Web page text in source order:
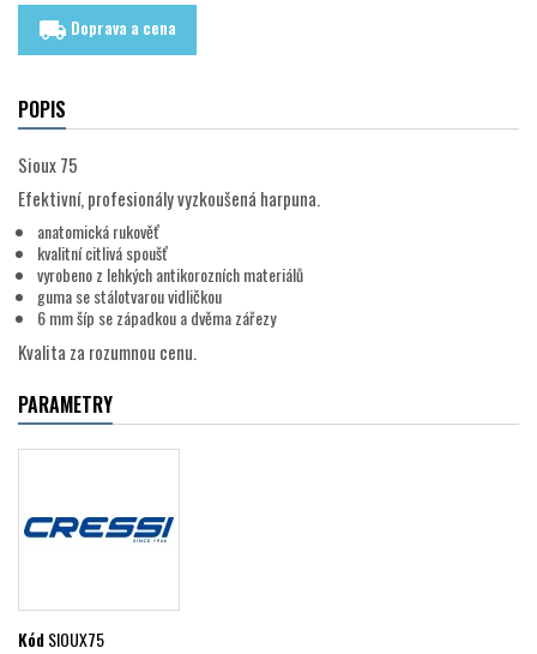
local_shipping Doprava a cena
POPIS
Sioux 75
Efektivní, profesionály vyzkoušená harpuna.
anatomická rukověť
kvalitní citlivá spoušť
vyrobeno z lehkých antikorozních materiálů
guma se stálotvarou vidličkou
6 mm šíp se západkou a dvěma zářezy
Kvalita za rozumnou cenu.
PARAMETRY
KódSIOUX75